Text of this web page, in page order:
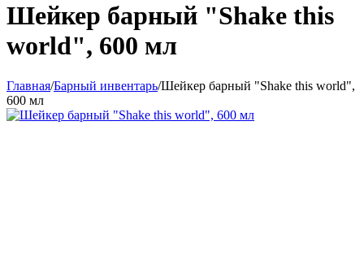
Шейкер барный "Shake this
world", 600 мл
Главная/Барный инвентарь/Шейкер барный "Shake this world",
600 мл